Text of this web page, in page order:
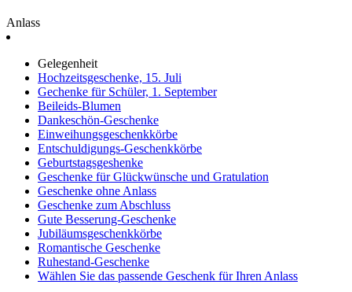
Anlass
Gelegenheit
Hochzeitsgeschenke, 15. Juli
Gechenke für Schüler, 1. September
Beileids-Blumen
Dankeschön-Geschenke
Einweihungsgeschenkkörbe
Entschuldigungs-Geschenkkörbe
Geburtstagsgeshenke
Geschenke für Glückwünsche und Gratulation
Geschenke ohne Anlass
Geschenke zum Abschluss
Gute Besserung-Geschenke
Jubiläumsgeschenkkörbe
Romantische Geschenke
Ruhestand-Geschenke
Wählen Sie das passende Geschenk für Ihren Anlass